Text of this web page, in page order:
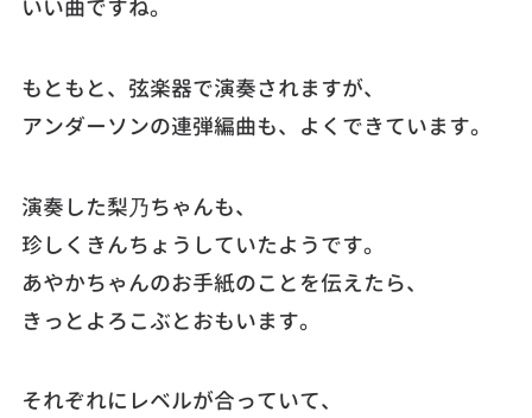
いい曲ですね。
もともと、弦楽器で演奏されますが、
アンダーソンの連弾編曲も、よくできています。
演奏した梨乃ちゃんも、
珍しくきんちょうしていたようです。
あやかちゃんのお手紙のことを伝えたら、
きっとよろこぶとおもいます。
それぞれにレベルが合っていて、